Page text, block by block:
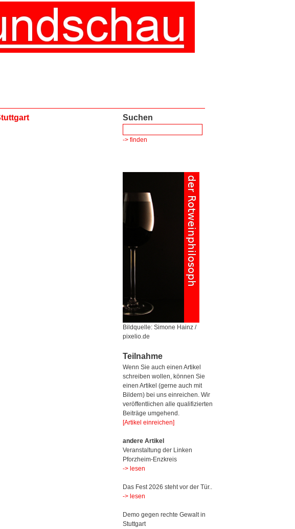
Suchen
-> finden
Bildquelle: Simone Hainz /
pixelio.de
Teilnahme
Wenn Sie auch einen Artikel
schreiben wollen, können Sie
einen Artikel (gerne auch mit
Bildern) bei uns einreichen. Wir
veröffentlichen alle qualifizierten
Beiträge umgehend.
[Artikel einreichen]
andere Artikel
Veranstaltung der Linken
Pforzheim-Enzkreis
-> lesen
Das Fest 2026 steht vor der Tür..
-> lesen
Demo gegen rechte Gewalt in
Stuttgart